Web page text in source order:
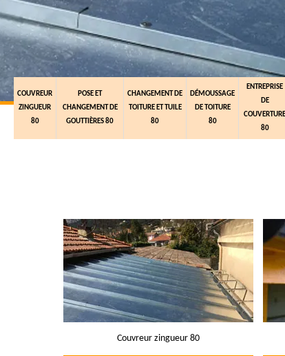
COUVREUR
ZINGUEUR
80
POSE ET
CHANGEMENT DE
GOUTTIÈRES 80
CHANGEMENT DE
TOITURE ET TUILE
80
DÉMOUSSAGE
DE TOITURE
80
ENTREPRISE
DE
COUVERTURE
80
Couvreur zingueur 80